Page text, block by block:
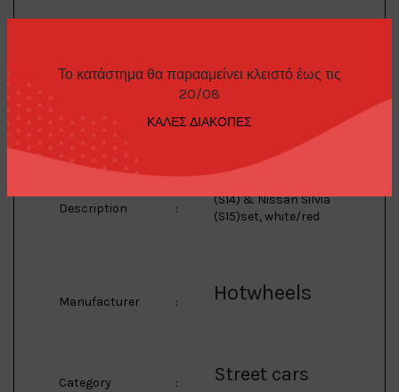
Το κατάστημα θα παρααμείνει κλειστό έως τις
20/08
ΚΑΛΕΣ ΔΙΑΚΟΠΕΣ
& Silvia
(S15)
Description :
(S14) & Nissan Silvia
(S15)set, white/red
Manufacturer : Hotwheels
Category : Street cars